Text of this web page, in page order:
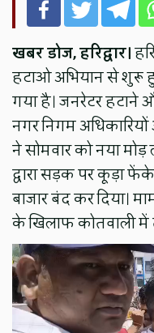
खबर डोज, हरिद्वार।
हटाओ अभियान से शुरू
गया है। जनरेटर हटाने
नगर निगम
ने सोमवार को नया मोड़
द्वारा सड़क पर कूड़ा फेंके
बाजार बंद कर दिया।
के खिलाफ कोतवाली में